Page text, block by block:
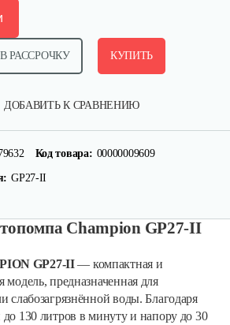
ДОБАВИТЬ К СРАВНЕНИЮ
РАССРОЧКУ КУПИТЬ
Код товара: 00000009609
GP27-II
Champion GP27-II
GP27-II— компактная и
модель, предназначенная для
слабозагрязнённой воды. Благодаря
до 130 литров в минуту и напору до 30